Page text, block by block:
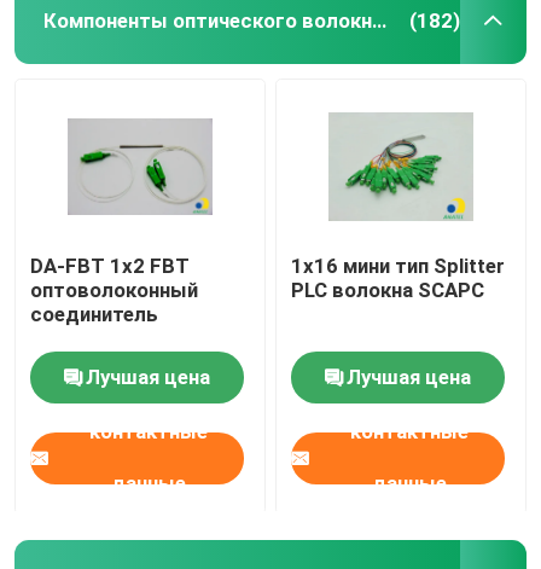
Компоненты оптического волокна пассивные (182)
DA-FBT 1x2 FBT
оптоволоконный
соединитель
Лучшая цена
контактные
данные
1x16 мини тип Splitter
PLC волокна SCAPC
Лучшая цена
контактные
данные